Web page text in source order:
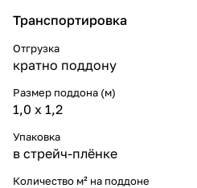
Транспортировка
Отгрузка
кратно поддону
Размер поддона (м)
1,0 х 1,2
Упаковка
в стрейч-плёнке
Количество м² на поддоне